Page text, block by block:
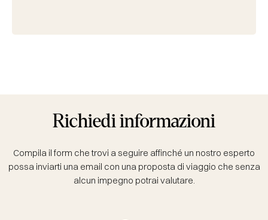
Richiedi informazioni
Compila il form che trovi a seguire affinché un nostro esperto
possa inviarti una email con una proposta di viaggio che senza
alcun impegno potrai valutare.